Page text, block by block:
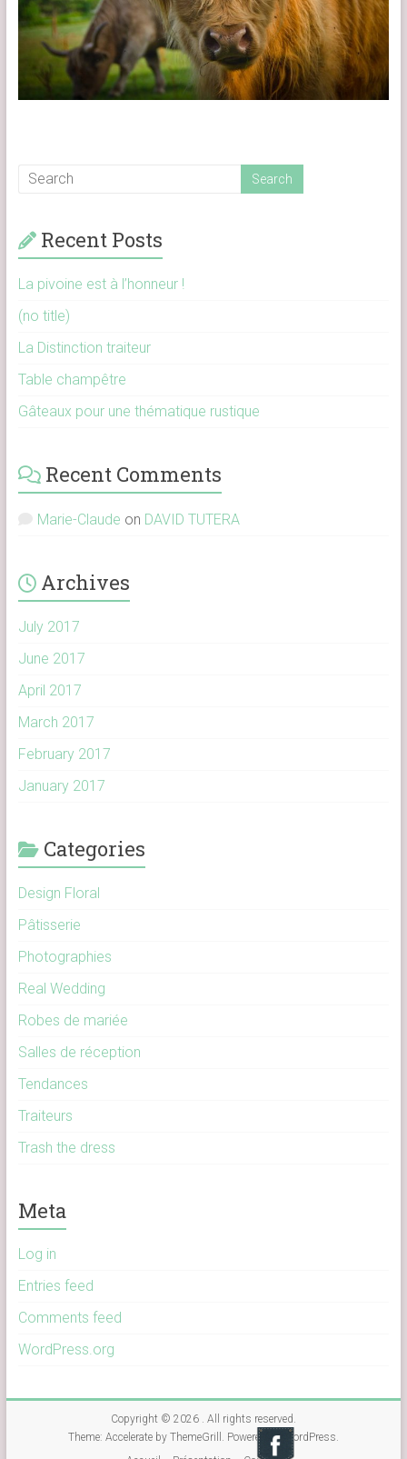
Recent Posts
La pivoine est à l’honneur !
(no title)
La Distinction traiteur
Table champêtre
Gâteaux pour une thématique rustique
Recent Comments
Marie-Claude on DAVID TUTERA
Archives
July 2017
June 2017
April 2017
March 2017
February 2017
January 2017
Categories
Design Floral
Pâtisserie
Photographies
Real Wedding
Robes de mariée
Salles de réception
Tendances
Traiteurs
Trash the dress
Meta
Log in
Entries feed
Comments feed
WordPress.org
Copyright © 2026
. All rights reserved.
Theme: Accelerateby ThemeGrill. Powered by WordPress